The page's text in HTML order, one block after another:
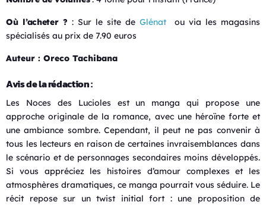
Où l’acheter ? : Sur le site deGlénat
ou via les magasins
spécialisés au prix de 7.90 euros
Auteur : Oreco Tachibana
Avis de la rédaction :
Les Noces des Lucioles est un manga qui propose une
approche originale de la romance, avec une héroïne forte et
une ambiance sombre. Cependant, il peut ne pas convenir à
tous les lecteurs en raison de certaines invraisemblances dans
le scénario et de personnages secondaires moins développés.
Si vous appréciez les histoires d’amour complexes et les
atmosphères dramatiques, ce manga pourrait vous séduire. Le
récit repose sur un twist initial fort : une proposition de